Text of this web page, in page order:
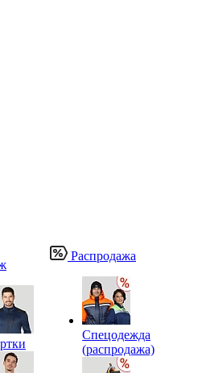
Распродажа
Спецодежда
(распродажа)